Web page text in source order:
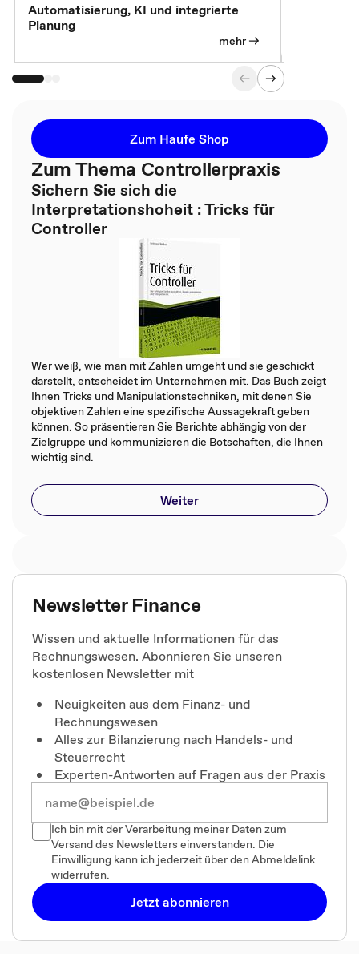
Automatisierung, KI und integrierte
Planung
mehr
Zum Haufe Shop
Zum Thema Controllerpraxis
Sichern Sie sich die
Interpretationshoheit : Tricks für
Controller
Wer weiß, wie man mit Zahlen umgeht und sie geschickt
darstellt, entscheidet im Unternehmen mit. Das Buch zeigt
Ihnen Tricks und Manipulationstechniken, mit denen Sie
objektiven Zahlen eine spezifische Aussagekraft geben
können. So präsentieren Sie Berichte abhängig von der
Zielgruppe und kommunizieren die Botschaften, die Ihnen
wichtig sind.
Weiter
Newsletter Finance
Wissen und aktuelle Informationen für das
Rechnungswesen. Abonnieren Sie unseren
kostenlosen Newsletter mit
Neuigkeiten aus dem Finanz- und
Rechnungswesen
Alles zur Bilanzierung nach Handels- und
Steuerrecht
Experten-Antworten auf Fragen aus der Praxis
Ich bin mit der Verarbeitung meiner Daten zum
Versand des Newsletters einverstanden. Die
Einwilligung kann ich jederzeit über den Abmeldelink
widerrufen.
Jetzt abonnieren